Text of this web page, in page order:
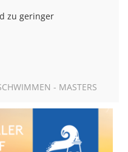
zu geringer
- MASTERS